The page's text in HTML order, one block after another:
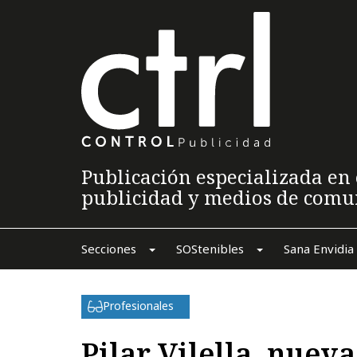
Publicación especializada
publicidad y medios de
Secciones SOStenibles Sana Envidia
Profesionales